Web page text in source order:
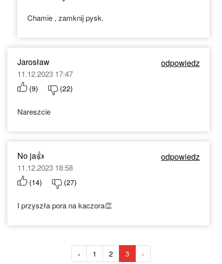
Chamie , zamknij pysk.
Jarosław odpowiedz
11.12.2023 17:47
(9) (22)
Nareszcie
No ja👍 odpowiedz
11.12.2023 18:58
(14) (27)
I przyszła pora na kaczora👏
‹ 1 2 3 ›